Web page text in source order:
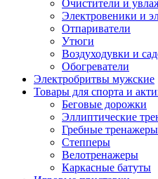
Очистители и
Электровеники и
Отпариватели
Утюги
Воздуходувки и
Обогреватели
Электробритвы мужские
Товары для спорта и
Беговые дорожки
Эллиптические
Гребные тренажеры
Степперы
Велотренажеры
Каркасные батуты